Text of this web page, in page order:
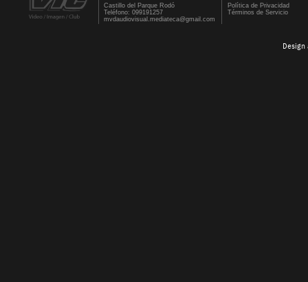
Castillo del Parque Rodó
Teléfono: 099191257
mvdaudiovisual.mediateca@gmail.com
Política de Privacidad
Términos de Servicio